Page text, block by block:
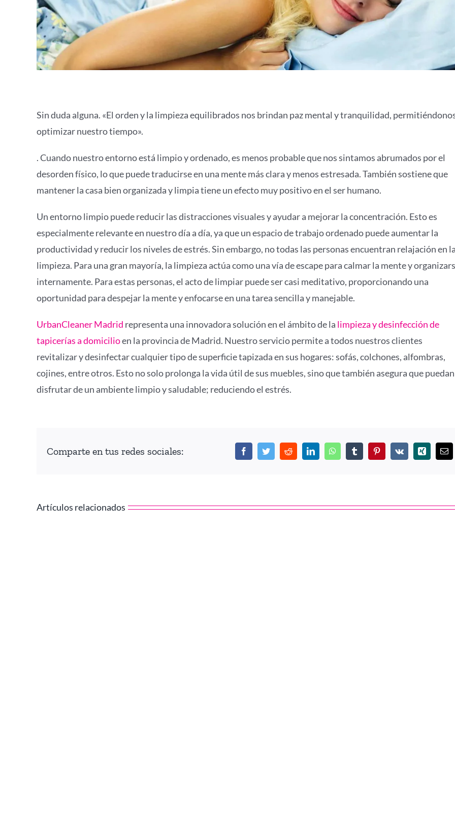
Sin duda alguna. «El orden y la limpieza equilibrados nos brindan paz mental y tranquilidad,
optimizar nuestro tiempo».
. Cuando nuestro entorno está limpio y ordenado, es menos probable que nos sintamos abrumados por el
desorden físico, lo que puede traducirse en una mente más clara y menos estresada. También sostiene que
mantener la casa bien organizada y limpia tiene un efecto muy positivo en el ser humano.
Un entorno limpio puede reducir las distracciones visuales y ayudar a mejorar la concentración. Esto es
especialmente relevante en nuestro día a día, ya que un espacio de trabajo ordenado puede aumentar la
productividad y reducir los niveles de estrés. Sin embargo, no todas las personas encuentran relajación en
limpieza. Para una gran mayoría, la limpieza actúa como una vía de escape para calmar la mente y
internamente. Para estas personas, el acto de limpiar puede ser casi meditativo, proporcionando una
oportunidad para despejar la mente y enfocarse en una tarea sencilla y manejable.
UrbanCleaner Madrid representa una innovadora solución en el ámbito de la limpieza y desinfección de
tapicerías a domicilioen la provincia de Madrid. Nuestro servicio permite a todos nuestros clientes
revitalizar y desinfectar cualquier tipo de superficie tapizada en sus hogares: sofás, colchones, alfombras,
cojines, entre otros. Esto no solo prolonga la vida útil de sus muebles, sino que también asegura que puedan
disfrutar de un ambiente limpio y saludable; reduciendo el estrés.
Comparte en tus redes sociales: FacebookTwitterRedditLinkedInWhatsAppTumblr PinterestVk Xing
Artículos relacionados